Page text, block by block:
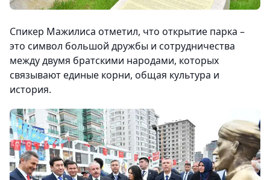
Спикер Мажилиса отметил, что открытие парка –
это символ большой дружбы и сотрудничества
между двумя братскими народами, которых
связывают единые корни, общая культура и
история.